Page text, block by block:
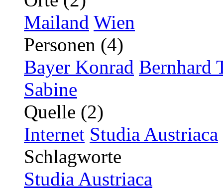
Mailand Wien
Personen (4)
Bayer Konrad Bernhard
Sabine
Quelle (2)
Internet Studia Austriaca
Schlagworte
Studia Austriaca